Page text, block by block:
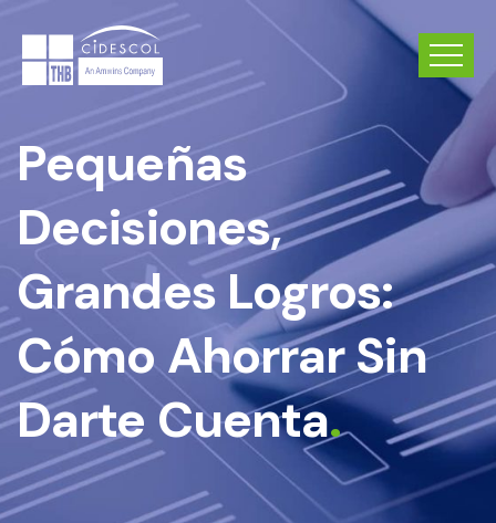
Pequeñas
Decisiones,
Grandes Logros:
Cómo Ahorrar Sin
Darte Cuenta.